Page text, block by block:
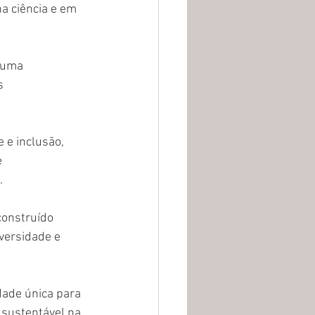
ciência e em
e inclusão,
e
única para